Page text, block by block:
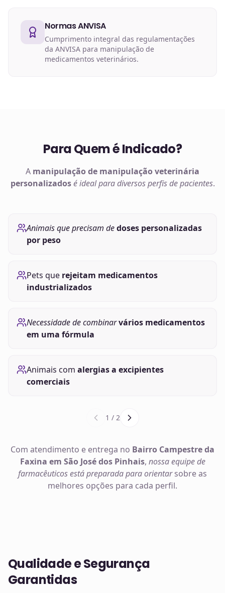
Normas ANVISA
Cumprimento integral das regulamentações
da ANVISA para manipulação de
medicamentos veterinários.
Para Quem é Indicado?
A manipulação de manipulação veterinária
personalizados é ideal para diversos perfis de pacientes.
Animais que precisam dedoses personalizadas
por peso
Pets que rejeitam medicamentos
industrializados
Necessidade de combinarvários medicamentos
em uma fórmula
Animais com alergias a excipientes
comerciais
1 / 2
Com atendimento e entrega no Bairro Campestre da
Faxina em São José dos Pinhais, nossa equipe de
farmacêuticos está preparada para orientarsobre as
melhores opções para cada perfil.
Qualidade e Segurança
Garantidas